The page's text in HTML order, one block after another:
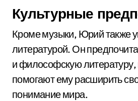
Культурные
Кроме музыки, Юрий также
литературой. Он
и философскую литературу,
помогают ему расширить
понимание мира.